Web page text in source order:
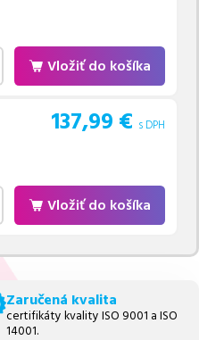
Vložiť do košíka
137,99 € s DPH
Vložiť do košíka
Zaručená kvalita
certifikáty kvality ISO 9001 a ISO
14001.